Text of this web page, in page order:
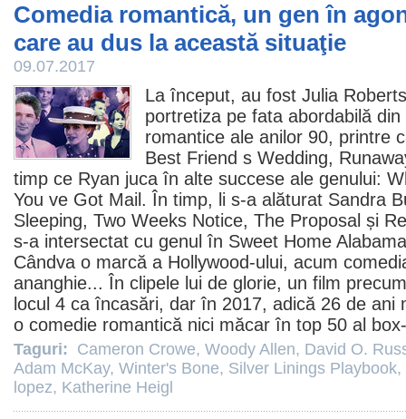
Comedia romantică, un gen în
care au dus la această situaţie
09.07.2017
La început, au fost Julia Roberts
portretiza pe fata abordabilă
romantice ale anilor 90, printre
Best Friend s Wedding,
timp ce Ryan juca în alte succese ale genului:
You ve Got Mail. În timp, li s-a alăturat Sandra
Sleeping, Two Weeks Notice, The Proposal și
s-a intersectat cu genul în Sweet Home Alabama
Cândva o marcă a Hollywood-ului, acum
ananghie... În clipele lui de glorie, un film
locul 4 ca încasări, dar în 2017, adică 26 de ani
o comedie romantică nici măcar în top 50 al
Taguri: Cameron Crowe, Woody Allen, David O.
Adam McKay, Winter's Bone, Silver Linings Playbook,
lopez, Katherine Heigl